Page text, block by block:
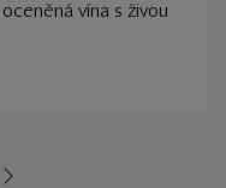
vína s živou